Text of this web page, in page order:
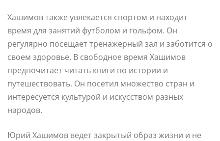
Хашимов также увлекается спортом и находит
время для занятий футболом и гольфом. Он
регулярно посещает тренажерный зал и заботится о
своем здоровье. В свободное время Хашимов
предпочитает читать книги по истории и
путешествовать. Он посетил множество стран и
интересуется культурой и искусством разных
народов.
Юрий Хашимов ведет закрытый образ жизни и не